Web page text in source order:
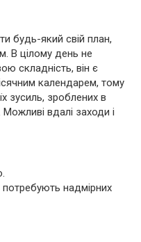
будь-який свій план,
В цілому день не
складність, він є
календарем, тому
зусиль, зроблених в
Можливі вдалі заходи і
потребують надмірних